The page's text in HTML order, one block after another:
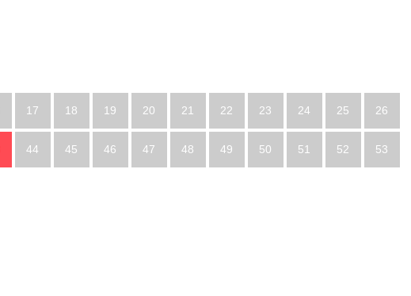
17 18 19 20 21 22 23 24 25 26
44 45 46 47 48 49 50 51 52 53